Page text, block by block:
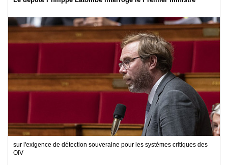
sur l'exigence de détection souveraine pour les systèmes critiques des
OIV